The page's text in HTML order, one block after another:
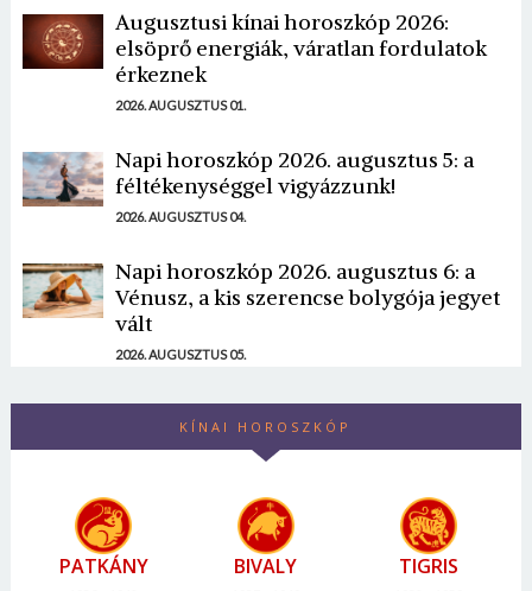
Augusztusi kínai horoszkóp 2026:
elsöprő energiák, váratlan fordulatok
érkeznek
2026. AUGUSZTUS 01.
Napi horoszkóp 2026. augusztus 5: a
féltékenységgel vigyázzunk!
2026. AUGUSZTUS 04.
Napi horoszkóp 2026. augusztus 6: a
Vénusz, a kis szerencse bolygója jegyet
vált
2026. AUGUSZTUS 05.
KÍNAI HOROSZKÓP
PATKÁNY BIVALY TIGRIS